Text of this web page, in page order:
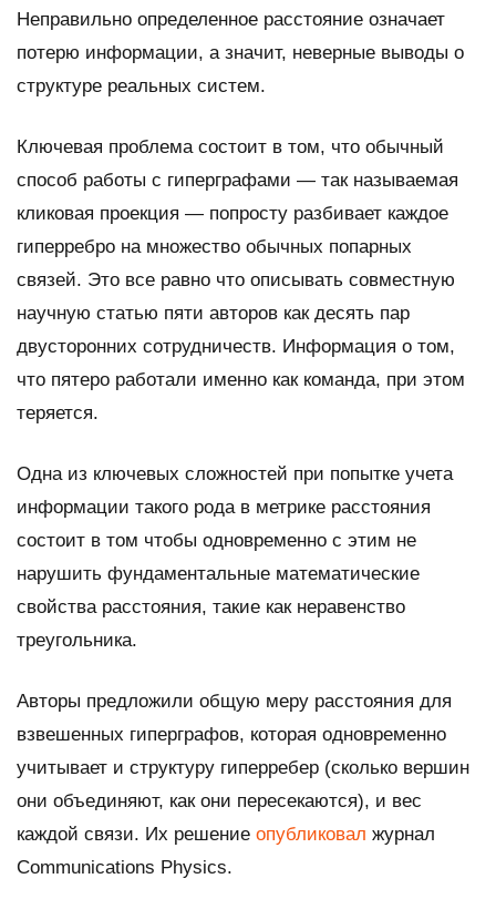
Неправильно определенное расстояние означает
потерю информации, а значит, неверные выводы о
структуре реальных систем.
Ключевая проблема состоит в том, что обычный
способ работы с гиперграфами — так называемая
кликовая проекция — попросту разбивает каждое
гиперребро на множество обычных попарных
связей. Это все равно что описывать совместную
научную статью пяти авторов как десять пар
двусторонних сотрудничеств. Информация о том,
что пятеро работали именно как команда, при этом
теряется.
Одна из ключевых сложностей при попытке учета
информации такого рода в метрике расстояния
состоит в том чтобы одновременно с этим не
нарушить фундаментальные математические
свойства расстояния, такие как неравенство
треугольника.
Авторы предложили общую меру расстояния для
взвешенных гиперграфов, которая одновременно
учитывает и структуру гиперребер (сколько вершин
они объединяют, как они пересекаются), и вес
каждой связи. Их решение опубликовал журнал
Communications Physics.